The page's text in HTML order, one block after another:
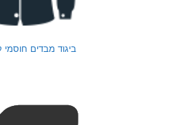
ביגוד מבדים חוסמי קרינת רדיו